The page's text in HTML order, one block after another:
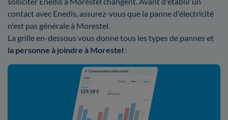
contact avec Enedis, assurez-vous que la panne d'électricité
n'est pas générale à Morestel.
La grille en-dessous vous donne tous les types de pannes et
la personne à joindre à Morestel :